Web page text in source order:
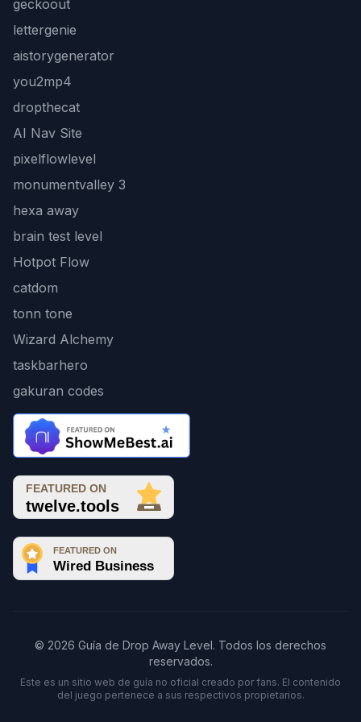
geckoout
lettergenie
aistorygenerator
you2mp4
dropthecat
AI Nav Site
pixelflowlevel
monumentvalley 3
hexa away
brain test level
Hotpot Flow
catdom
tonn tone
Wizard Alchemy
taskbarhero
gakuran codes
© 2026 Guía de Drop Away Level. Todos los derechos
reservados.
Este es un sitio web de guía no oficial creado por fans. El contenido
del juego pertenece a sus respectivos propietarios.